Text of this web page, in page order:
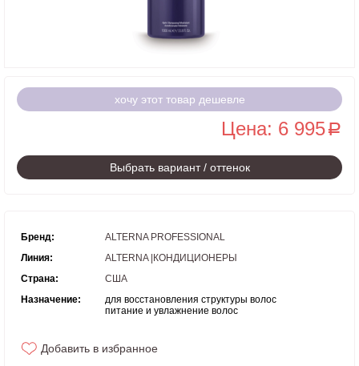
хочу этот товар дешевле
Цена: 6 995a
Выбрать вариант / оттенок
Бренд:
ALTERNA PROFESSIONAL
Линия:
ALTERNA |КОНДИЦИОНЕРЫ
Страна:
США
Назначение:
для восстановления структуры волос
питание и увлажнение волос
Добавить в избранное